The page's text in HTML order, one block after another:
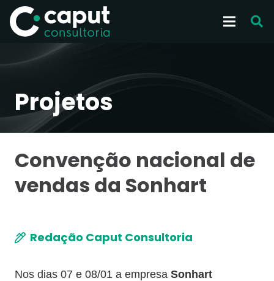
Projetos
Convenção nacional de
vendas da Sonhart
Redação Caput Consultoria
Nos dias 07 e 08/01 a empresa Sonhart